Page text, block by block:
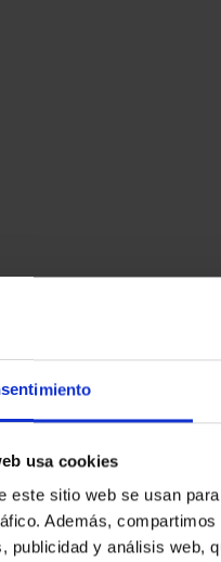
usa cookies
este sitio web se usan
Además,
publicidad y análisis web,